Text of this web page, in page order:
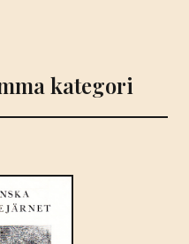
kategori